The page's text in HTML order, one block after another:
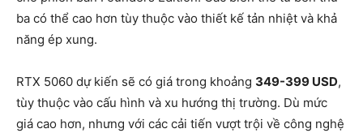
ba có thể cao hơn tùy thuộc vào thiết kế tản nhiệt và khả
năng ép xung.
RTX 5060 dự kiến sẽ có giá trong khoảng 349-399 USD,
tùy thuộc vào cấu hình và xu hướng thị trường. Dù mức
giá cao hơn, nhưng với các cải tiến vượt trội về công nghệ